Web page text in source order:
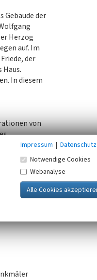
Gebäude der
Herzog
auf. Im
der
In diesem
von
das
in den
an ihrer
in den
Impressum | Datenschutz
Notwendige Cookies
Webanalyse